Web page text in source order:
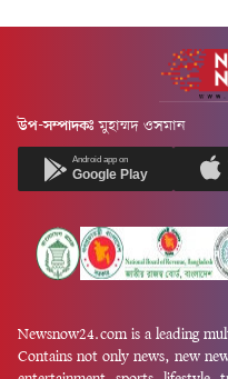
উপ-সম্পাদকঃ মুহাম্মদ ওসমান
Android app on
Google Play
Newsnow24.com is a leading
Contains not only news, new